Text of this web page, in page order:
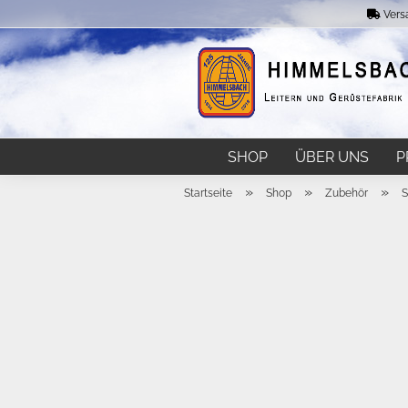
SHOP ÜBER UNS
Startseite » Shop » Zubehör »